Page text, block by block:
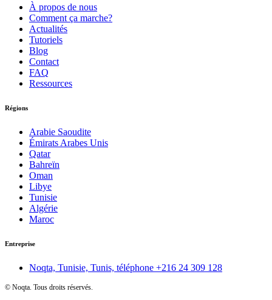
À propos de nous
Comment ça marche?
Actualités
Tutoriels
Blog
Contact
FAQ
Ressources
Régions
Arabie Saoudite
Émirats Arabes Unis
Qatar
Bahreïn
Oman
Libye
Tunisie
Algérie
Maroc
Entreprise
Noqta, Tunisie, Tunis, téléphone +216 24 309 128
© Noqta. Tous droits réservés.